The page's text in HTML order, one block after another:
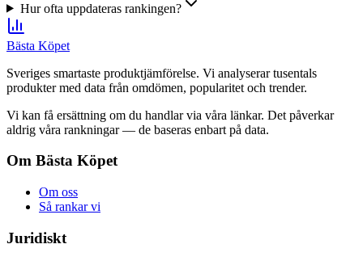
Hur ofta uppdateras rankingen?
Bästa Köpet
Sveriges smartaste produktjämförelse. Vi analyserar tusentals
produkter med data från omdömen, popularitet och trender.
Vi kan få ersättning om du handlar via våra länkar. Det påverkar
aldrig våra rankningar — de baseras enbart på data.
Om Bästa Köpet
Om oss
Så rankar vi
Juridiskt